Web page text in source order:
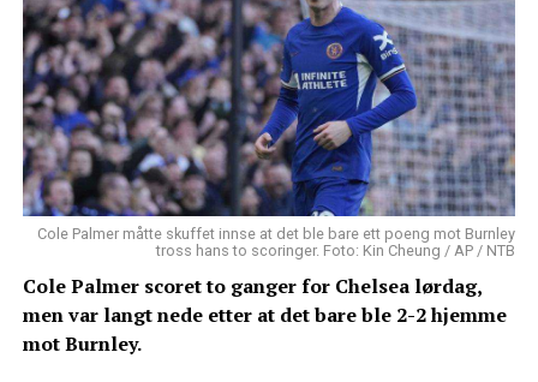
Cole Palmer måtte skuffet innse at det ble bare ett poeng mot Burnley
tross hans to scoringer. Foto: Kin Cheung / AP / NTB
Cole Palmer scoret to ganger for Chelsea lørdag,
men var langt nede etter at det bare ble 2-2 hjemme
mot Burnley.